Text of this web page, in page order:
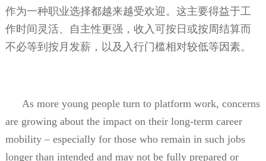
作为一种职业选择都越来越受欢迎。这主要得益于工
作时间灵活、自主性更强，收入可按日或按周结算而
不必等到按月发薪，以及入行门槛相对较低等因素。
As more young people turn to platform work, concerns
are growing about the impact on their long-term career
mobility – especially for those who remain in such jobs
longer than intended and may not be fully prepared or